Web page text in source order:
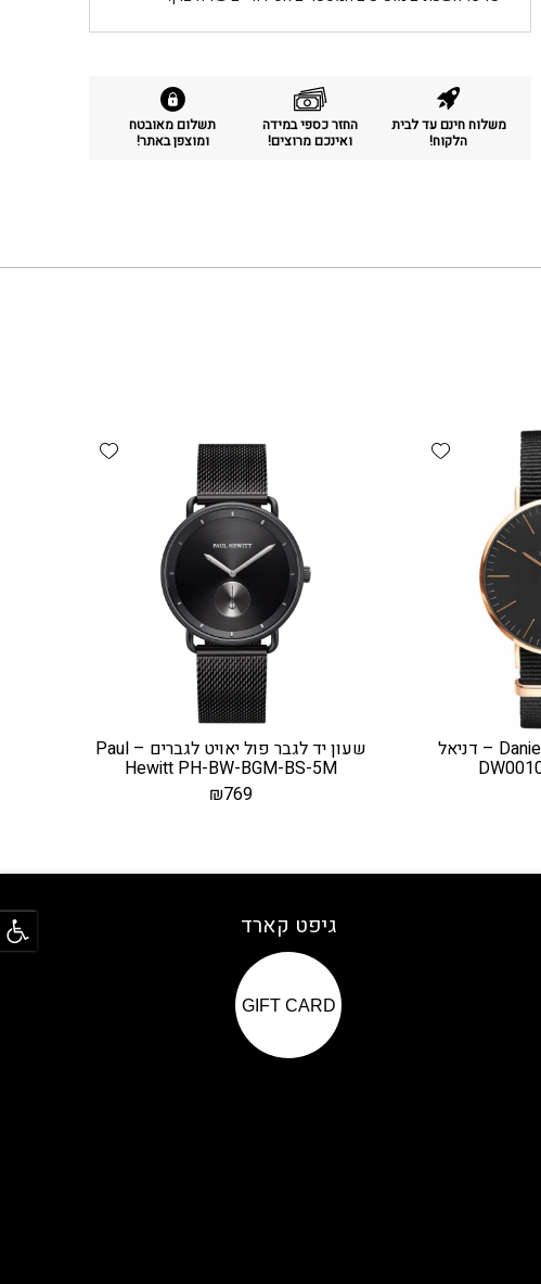
משלוח חינם עד לבית
הלקוח!
החזר כספי במידה
ואינכם מרוצים!
תשלום מאובטח
ומוצפן באתר!
Add wishlist
שעון יד Daniel Wellington – דניאל
Add wishlist
שעון יד לגבר פול יאויט לגברים – Paul
Hewitt PH-BW-BGM-BS-5M
₪769
גיפט קארד
GIFT CARD